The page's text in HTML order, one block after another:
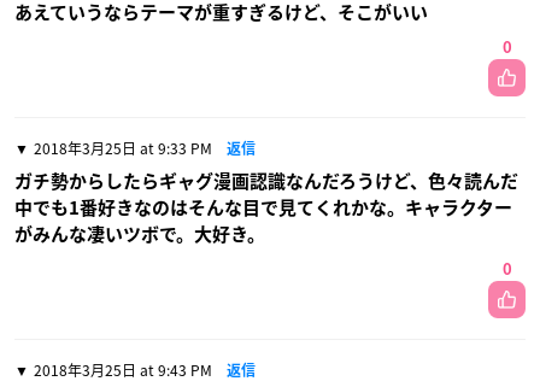
あえていうならテーマが重すぎるけど、そこがいい
0
2018年3月25日 at 9:33 PM 返信
ガチ勢からしたらギャグ漫画認識なんだろうけど、色々読んだ
中でも1番好きなのはそんな目で見てくれかな。キャラクター
がみんな凄いツボで。大好き。
0
2018年3月25日 at 9:43 PM 返信